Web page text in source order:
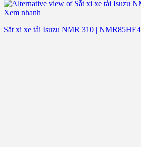
Xem nhanh
Sắt xi xe tải Isuzu NMR 310 | NMR85HE4